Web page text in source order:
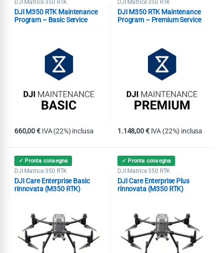
DJI Matrice 350 RTK
DJI M350 RTK Maintenance
Program – Basic Service
660,00€ IVA (22%) inclusa
DJI Matrice 350 RTK
DJI M350 RTK Maintenance
Program – Premium Service
1.148,00€ IVA (22%) inclusa
✓ Pronta consegna
DJI Matrice 350 RTK
DJI Care Enterprise Basic
rinnovata (M350 RTK)
✓ Pronta consegna
DJI Matrice 350 RTK
DJI Care Enterprise Plus
rinnovata (M350 RTK)